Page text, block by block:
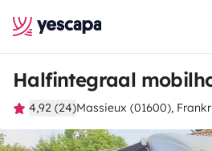
4,92 (24)Massieux (01600),